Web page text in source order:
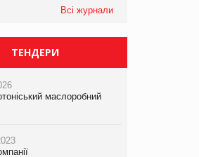
Всі журнали
ТЕНДЕРИ
маслоробний